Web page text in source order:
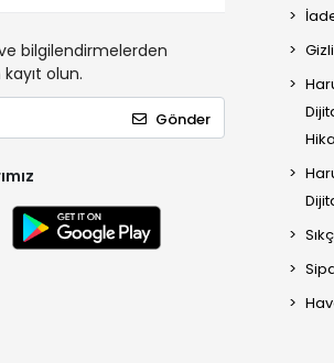
bilgilendirmelerden
olun.
Gönder